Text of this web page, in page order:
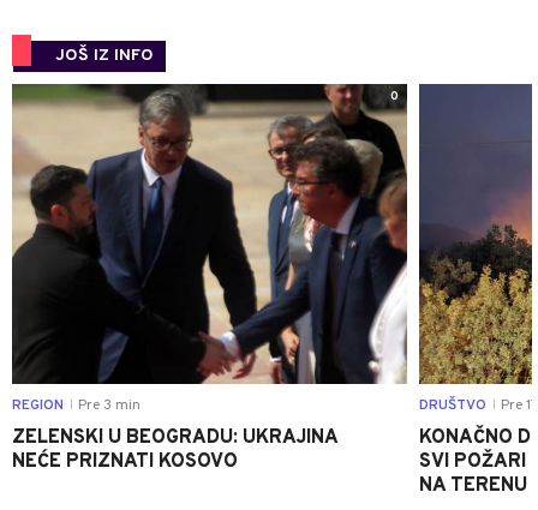
JOŠ IZ INFO
0
REGION Pre 3 min
ZELENSKI U BEOGRADU: UKRAJINA
NEĆE PRIZNATI KOSOVO
DRUŠTVO Pre
KONAČNO
SVI POŽARI
NA TERENU